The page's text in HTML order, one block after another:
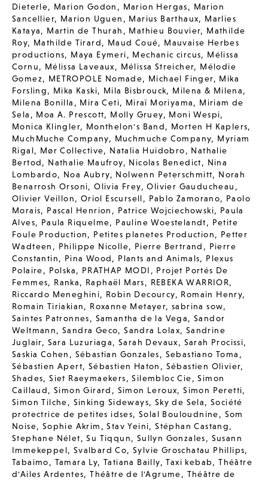
Dieterle, Marion Godon , Marion Hergas, Marion
Sancellier, Marion Uguen , Marius Barthaux, Marlies
Kataya, Martin de Thurah , Mathieu Bouvier, Mathilde
Roy, Mathilde Tirard, Maud Coué, Mauvaise Herbes
productions, Maya Eymeri, Mechanic circus, Mélissa
Cornu, Mélissa Laveaux, Mélissa Streicher, Mélodie
Gomez, METROPOLE Nomade, Michael Finger, Mika
Forsling, Mika Kaski, Mila Bisbrouck, Milena & Milena,
Milena Bonilla , Mira Ceti, Miraï Moriyama, Miriam de
Sela , Moa A. Prescott, Molly Gruey, Moni Wespi,
Monica Klingler, Monthelon's Band, Morten H Kaplers,
MuchMuche Company, Muchmuche Company, Myriam
Rigal, Mør Collective,Natalia Huidobro,Nathalie
Bertod,Nathalie Maufroy,Nicolas Benedict, Nina
Lombardo,Noa Aubry,Nolwenn Peterschmitt,Norah
Benarrosh Orsoni,Olivia Frey,Olivier Gauducheau ,
Olivier Veillon, Oriol Escursell, Pablo Zamorano, Paolo
Morais, Pascal Henrion , Patrice Wojciechowski, Paula
Alves, Paula Riquelme, Pauline Woestelandt, Petite
Foule Production, Petites planetes Production, Petter
Wadteen , Philippe Nicolle, Pierre Bertrand , Pierre
Constantin, Pina Wood, Plants and Animals, Plexus
Polaire, Polska, PRATHAP MODI , Projet Portés De
Femmes, Ranka, Raphaël Mars, REBEKA WARRIOR,
Riccardo Meneghini, Robin Decourcy, Romain Henry,
Romain Tiriakian, Roxanne Metayer,sabrina sow,
Saintes Patronnes, Samantha de la Vega,Sandor
Weltmann,Sandra Geco,Sandra Lolax, Sandrine
Juglair, Sara Luzuriaga,Sarah Devaux, Sarah Procissi,
Saskia Cohen , Sébastian Gonzales, Sebastiano Toma ,
Sébastien Apert, Sébastien Haton , Sébastien Olivier,
Shades,Siet Raeymaekers,Silembloc Cie,Simon
Caillaud,Simon Girard , Simon Leroux,Simon Peretti,
Simon Tilche, Sinking Sideways, Sky de Sela,Société
protectrice de petites idses,Solal Bouloudnine, Som
Noise, Sophie Akrim ,Stav Yeini,Stéphan Castang,
Stephane Nélet,Su Tiqqun, Sullyn Gonzales, Susann
Immekeppel, Svalbard Co,Sylvie Groschatau Phillips,
Tabaimo, Tamara Ly,Tatiana Bailly,Taxi kebab,Théâtre
d'Ailes Ardentes,Théâtre de l'Agrume, Théâtre de